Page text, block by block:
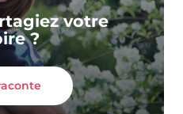
votre
?